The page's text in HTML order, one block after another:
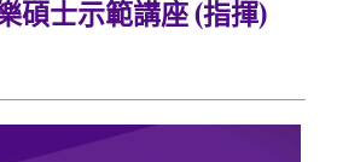
碩士示範講座 (指揮)